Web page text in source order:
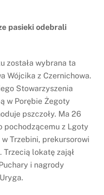
pasieki odebrali
została wybrana ta
Wójcika z Czernichowa.
Stowarzyszenia
w Porębie Żegoty
pszczoły. Ma 26
pochodzącemu z Lgoty
Trzebini, prekursorowi
lokatę zajął
i nagrody